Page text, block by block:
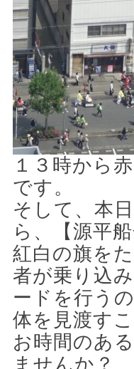
１３時から
です。
そして、本
ら、【源平
紅白の旗を
者が乗り込
ードを行う
体を見渡す
お時間のあ
ませんか？